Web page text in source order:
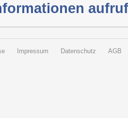
Impressum Datenschutz AGB